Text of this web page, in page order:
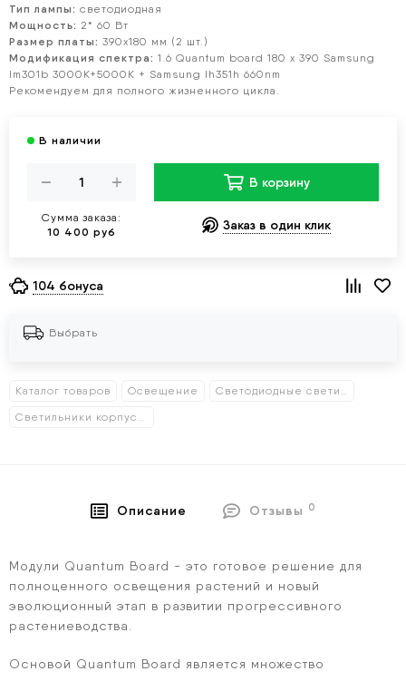
Тип лампы: светодиодная
Мощность: 2* 60 Вт
Размер платы: 390х180 мм (2 шт.)
Модификация спектра: 1.6 Quantum board 180 х 390 Samsung
lm301b 3000K+5000K + Samsung lh351h 660nm
Рекомендуем для полного жизненного цикла.
Сумма заказа:
10 400 руб
В корзину
Заказ в один клик
104 бонуса
Выбрать
Каталог товаров Освещение Светодиодные светильники
Светильники корпусные
Описание Отзывы 0
Модули Quantum Board - это готовое решение для
полноценного освещения растений и новый
эволюционный этап в развитии прогрессивного
растениеводства.
Основой Quantum Board является множество